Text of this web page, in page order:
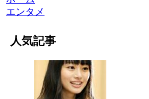
エンタメ
人気記事